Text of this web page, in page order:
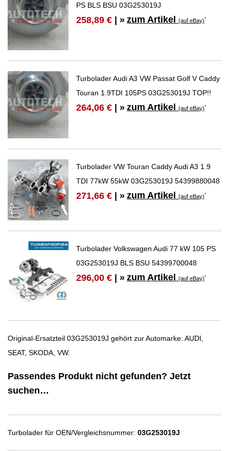
PS BLS BSU 03G253019J
258,89 € | » zum Artikel(auf eBay)*
Turbolader Audi A3 VW Passat Golf V Caddy
Touran 1.9TDI 105PS 03G253019J TOP!!
264,06 € | » zum Artikel(auf eBay)*
Turbolader VW Touran Caddy Audi A3 1.9
TDI 77kW 55kW 03G253019J 54399880048
271,66 € | » zum Artikel(auf eBay)*
Turbolader Volkswagen Audi 77 kW 105 PS
03G253019J BLS BSU 54399700048
296,00 € | » zum Artikel(auf eBay)*
Original-Ersatzteil 03G253019J gehört zur Automarke: AUDI,
SEAT, SKODA, VW.
Passendes Produkt nicht gefunden? Jetzt
suchen…
Turbolader für OEN/Vergleichsnummer: 03G253019J